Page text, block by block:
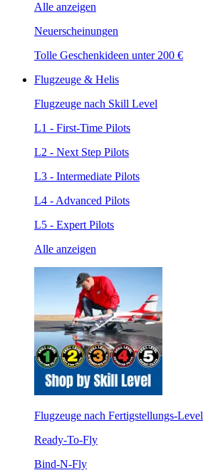
Alle anzeigen
Neuerscheinungen
Tolle Geschenkideen unter 200 €
Flugzeuge & Helis
Flugzeuge nach Skill Level
L1 - First-Time Pilots
L2 - Next Step Pilots
L3 - Intermediate Pilots
L4 - Advanced Pilots
L5 - Expert Pilots
Alle anzeigen
Flugzeuge nach Fertigstellungs-Level
Ready-To-Fly
Bind-N-Fly